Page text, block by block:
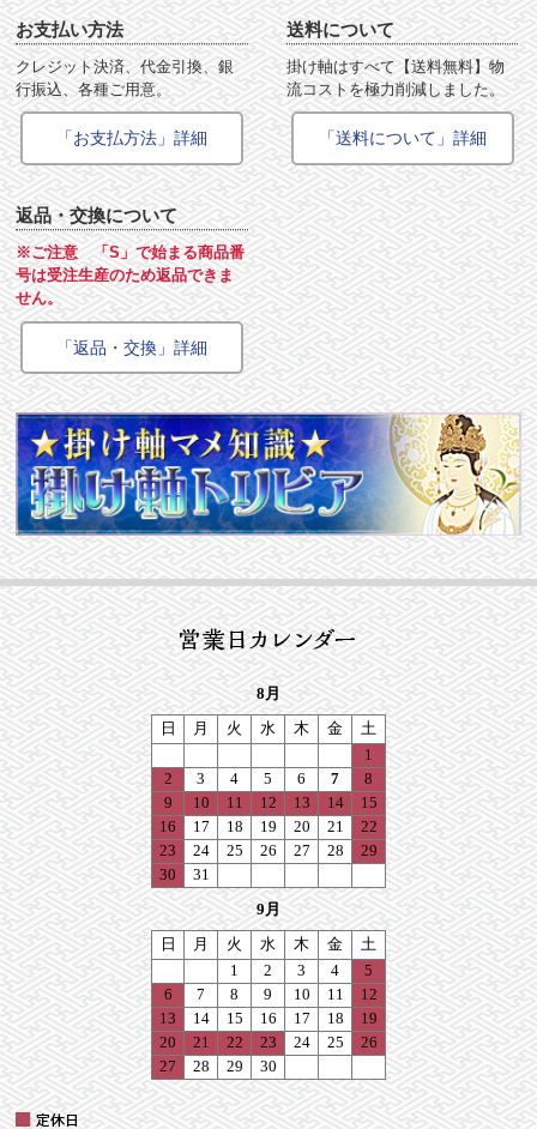
お支払い方法
クレジット決済、代金引換、銀
行振込、各種ご用意。
「お支払方法」詳細
送料について
掛け軸はすべて【送料無料】物
流コストを極力削減しました。
「送料について」詳細
返品・交換について
※ご注意 「S」で始まる商品番
号は受注生産のため返品できま
せん。
「返品・交換」詳細